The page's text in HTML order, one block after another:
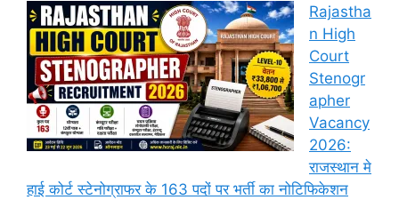
Rajastha
n High
Court
Stenogr
apher
Vacancy
2026:
राजस्थान मे
हाई कोर्ट स्टेनोग्राफर के 163 पदों पर भर्ती का नोटिफिकेशन